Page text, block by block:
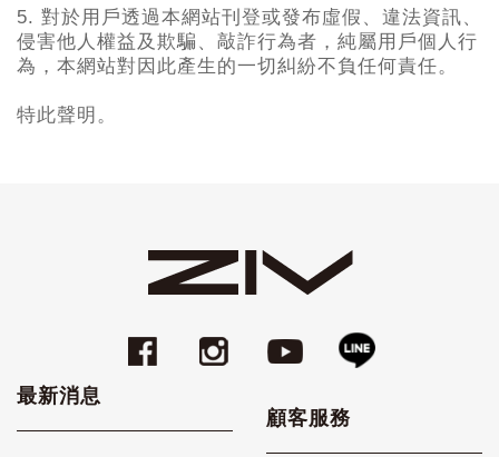
5. 對於用戶透過本網站刊登或發布虛假、違法資訊、
侵害他人權益及欺騙、敲詐行為者，純屬用戶個人行
為，本網站對因此產生的一切糾紛不負任何責任。
特此聲明。
最新消息
顧客服務